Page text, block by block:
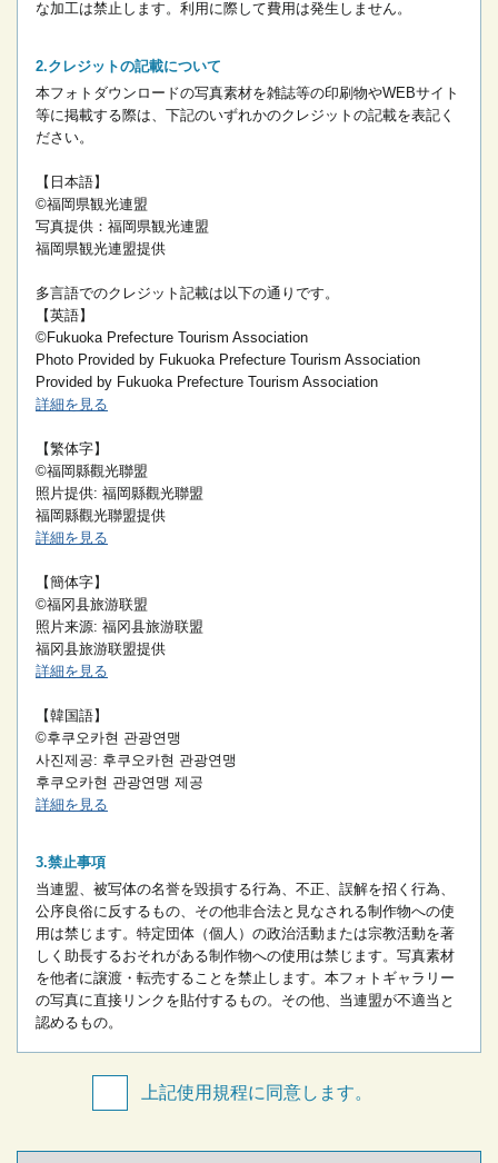
な加工は禁止します。 利用に際して費用は発生しません。
クレジットの記載について
本フォトダウンロードの写真素材を雑誌等の印刷物やWEBサイト
等に掲載する際は、下記のいずれかのクレジットの記載を表記く
ださい。
【日本語】
©福岡県観光連盟
写真提供：福岡県観光連盟
福岡県観光連盟提供
多言語でのクレジット記載は以下の通りです。
【英語】
©Fukuoka Prefecture Tourism Association
Photo Provided by Fukuoka Prefecture Tourism Association
Provided by Fukuoka Prefecture Tourism Association
詳細を見る
【繁体字】
©福岡縣觀光聯盟
照片提供: 福岡縣觀光聯盟
福岡縣觀光聯盟提供
詳細を見る
【簡体字】
©福冈县旅游联盟
照片来源: 福冈县旅游联盟
福冈县旅游联盟提供
詳細を見る
【韓国語】
©후쿠오카현 관광연맹
사진제공: 후쿠오카현 관광연맹
후쿠오카현 관광연맹 제공
詳細を見る
禁止事項
当連盟、被写体の名誉を毀損する行為、不正、誤解を招く行為、
公序良俗に反するもの、その他非合法と見なされる制作物への使
用は禁じます。 特定団体（個人）の政治活動または宗教活動を著
しく助長するおそれがある制作物への使用は禁じます。 写真素材
を他者に譲渡・転売することを禁止します。 本フォトギャラリー
の写真に直接リンクを貼付するもの。 その他、当連盟が不適当と
認めるもの。
上記使用規程に同意します。